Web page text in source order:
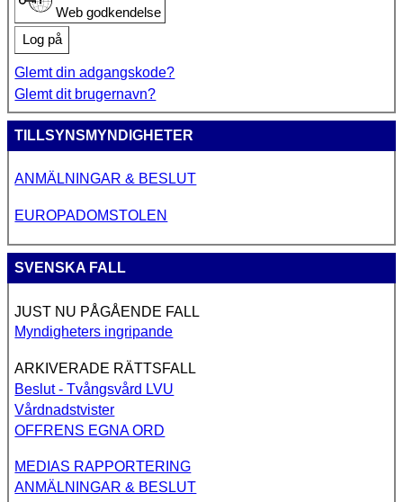
Web godkendelse
Log på
Glemt din adgangskode?
Glemt dit brugernavn?
TILLSYNSMYNDIGHETER
ANMÄLNINGAR & BESLUT
EUROPADOMSTOLEN
SVENSKA FALL
JUST NU PÅGÅENDE FALL
Myndigheters ingripande
ARKIVERADE RÄTTSFALL
Beslut - Tvångsvård LVU
Vårdnadstvister
OFFRENS EGNA ORD
MEDIAS RAPPORTERING
ANMÄLNINGAR & BESLUT